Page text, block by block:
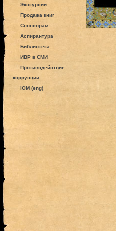
Экскурсии
Продажа книг
Спонсорам
Аспирантура
Библиотека
ИВР в СМИ
Противодействие
коррупции
IOM (eng)